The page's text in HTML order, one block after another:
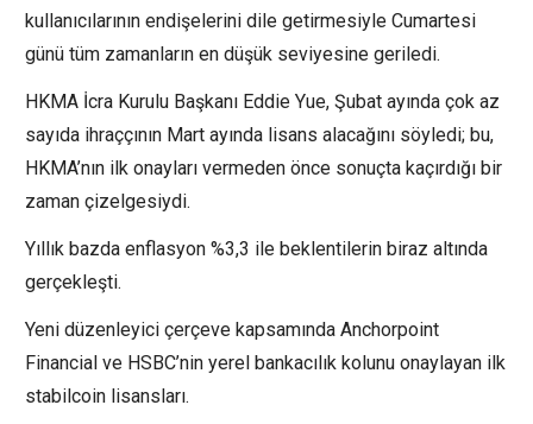
kullanıcılarının endişelerini dile getirmesiyle Cumartesi
günü tüm zamanların en düşük seviyesine geriledi.
HKMA İcra Kurulu Başkanı Eddie Yue, Şubat ayında çok az
sayıda ihraççının Mart ayında lisans alacağını söyledi; bu,
HKMA’nın ilk onayları vermeden önce sonuçta kaçırdığı bir
zaman çizelgesiydi.
Yıllık bazda enflasyon %3,3 ile beklentilerin biraz altında
gerçekleşti.
Yeni düzenleyici çerçeve kapsamında Anchorpoint
Financial ve HSBC’nin yerel bankacılık kolunu onaylayan ilk
stabilcoin lisansları.